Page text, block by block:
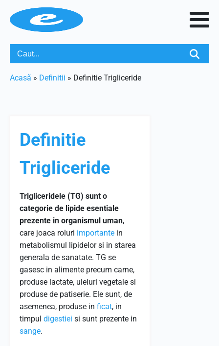
Acasã » Definitii » Definitie Trigliceride
Definitie
Trigliceride
Trigliceridele (TG) sunt o
categorie de lipide esentiale
prezente in organismul uman,
care joaca roluri importante in
metabolismul lipidelor si in starea
generala de sanatate. TG se
gasesc in alimente precum carne,
produse lactate, uleiuri vegetale si
produse de patiserie. Ele sunt, de
asemenea, produse in ficat, in
timpul digestiei si sunt prezente in
sange.